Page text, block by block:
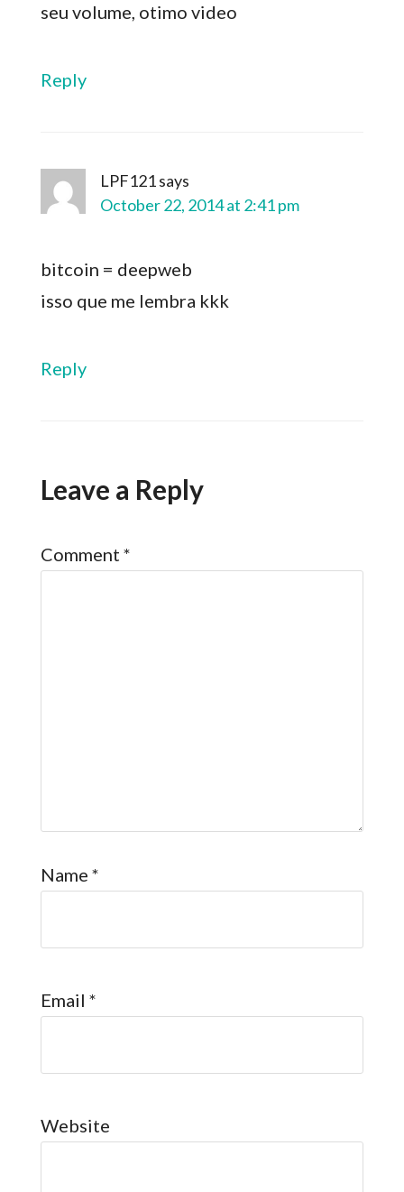
seu volume, otimo video
Reply
LPF121says
October 22, 2014 at 2:41 pm
bitcoin = deepweb
isso que me lembra kkk
Reply
Leave a Reply
Comment *
Name *
Email *
Website